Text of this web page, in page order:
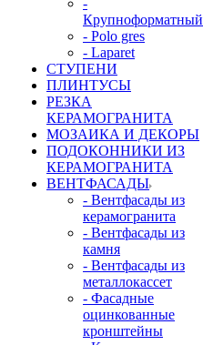
-
Крупноформатный
- Polo gres
- Laparet
СТУПЕНИ
ПЛИНТУСЫ
РЕЗКА
КЕРАМОГРАНИТА
МОЗАИКА И ДЕКОРЫ
ПОДОКОННИКИ ИЗ
КЕРАМОГРАНИТА
ВЕНТФАСАДЫ
- Вентфасады из
керамогранита
- Вентфасады из
камня
- Вентфасады из
металлокассет
- Фасадные
оцинкованные
кронштейны